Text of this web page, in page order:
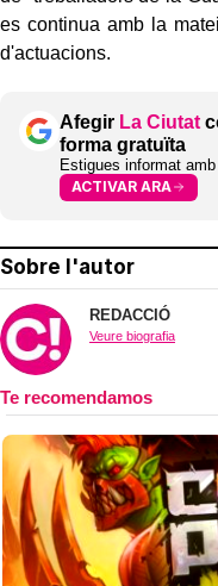
es continua amb la
d'actuacions.
Afegir La Ciutat
forma gratuïta
Estigues informat
ACTIVAR ARA
Sobre l'autor
REDACCIÓ
Veure biografia